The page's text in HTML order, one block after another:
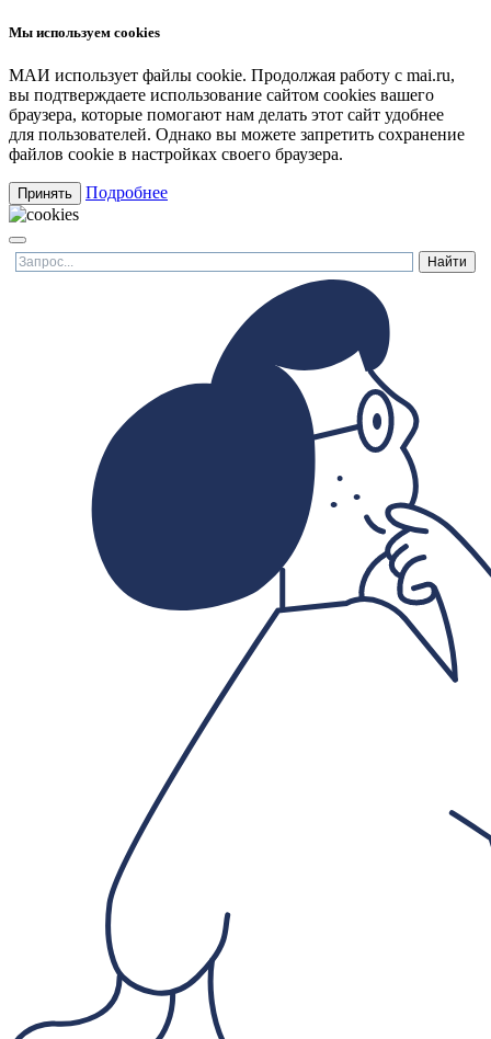
Мы используем cookies
МАИ использует файлы cookie. Продолжая работу с mai.ru,
вы подтверждаете использование сайтом cookies вашего
браузера, которые помогают нам делать этот сайт удобнее
для пользователей. Однако вы можете запретить сохранение
файлов cookie в настройках своего браузера.
Принять Подробнее